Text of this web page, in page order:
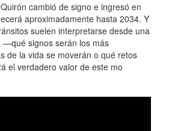
cambió de signo e ingresó en
aproximadamente hasta 2034. Y
suelen interpretarse desde una
—qué signos serán los más
de la vida se moverán o qué retos
el verdadero valor de este mo